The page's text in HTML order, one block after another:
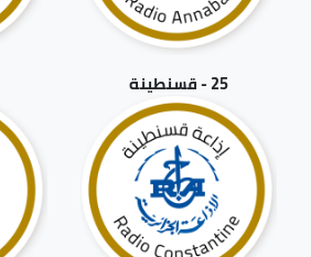
25 - قسنطينة